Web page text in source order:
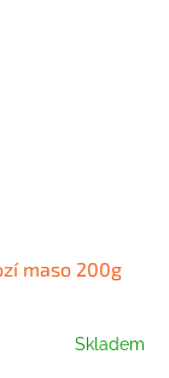
maso 200g
Skladem